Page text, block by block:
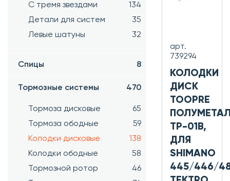
С тремя звездами
134
Детали для систем
35
Левые шатуны
32
Спицы 8
Тормозные системы 470
Тормоза дисковые
65
Тормоза ободные
59
Колодки дисковые
138
Колодки ободные
58
Тормозной ротор
46
арт.
739294
КОЛОДКИ
ДИСК
TOOPRE
TP-01B,
ДЛЯ
SHIMANO
445/446/